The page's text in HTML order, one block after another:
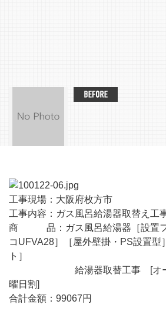
工事現場：大阪府枚方市
工事内容：ガス風呂給湯器取替え工
商 品： ガス風呂給湯器［設置
コUFVA28］［屋外壁掛・PS設置型
ト］
給湯器取替工事 [オ
曜日割]
合計金額：99067円